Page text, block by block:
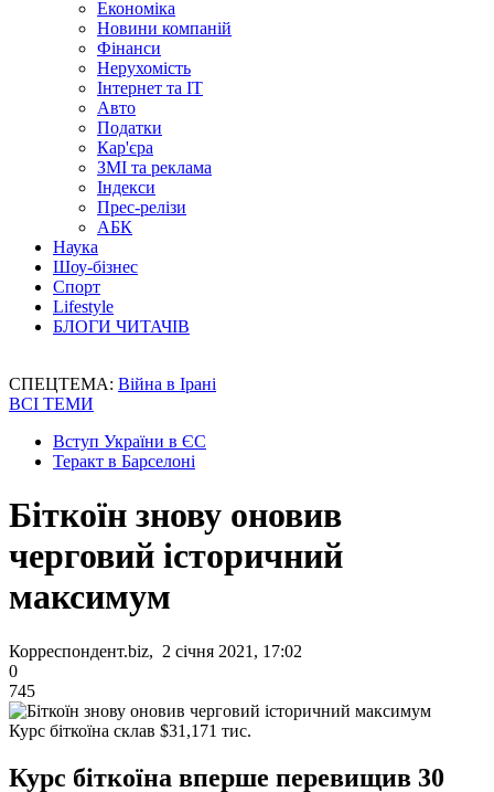
Економіка
Новини компаній
Фінанси
Нерухомість
Інтернет та IT
Авто
Податки
Кар'єра
ЗМІ та реклама
Індекси
Прес-релізи
АБК
Наука
Шоу-бізнес
Спорт
Lifestyle
БЛОГИ ЧИТАЧІВ
СПЕЦТЕМА: Війна в Ірані
ВСІ ТЕМИ
Вступ України в ЄС
Теракт в Барселоні
Біткоїн знову оновив
черговий історичний
максимум
Корреспондент.biz, 2 січня 2021, 17:02
0
745
Курс біткоїна склав $31,171 тис.
Курс біткоїна вперше перевищив 30